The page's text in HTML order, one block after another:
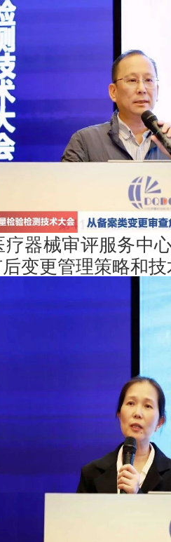
器械审评服务中
变更管理策略和